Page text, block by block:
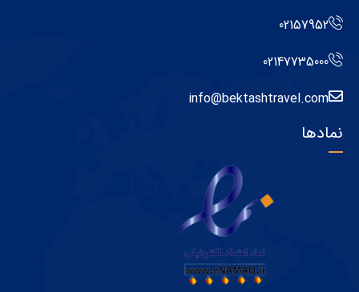
02157952
02147735000
info@bektashtravel.com
نمادها